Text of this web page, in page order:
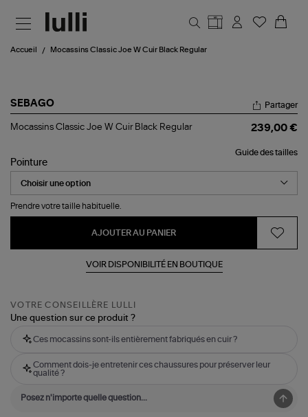
Accueil Mocassins Classic Joe W Cuir Black Regular
SEBAGO
Mocassins
W
Cuir
Black
Partager
Mocassins Classic Joe W Cuir Black Regular 239,00 €
Guide des tailles
Pointure
Prendre votre taille habituelle.
AJOUTER AU PANIER
VOIR DISPONIBILITÉ EN BOUTIQUE
VOTRE CONSEILLÈRE LULLI
Une question sur ce produit ?
Ces mocassins sont-ils entièrement fabriqués en cuir ?
Comment dois-je entretenir ces chaussures pour préserver leur
qualité ?